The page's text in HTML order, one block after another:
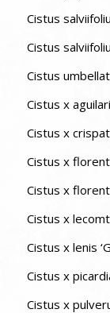
Cistus
Cistus
Cistus
Cistus x
Cistus x
Cistus x
Cistus x
Cistus x
Cistus x lenis
Cistus x
Cistus x